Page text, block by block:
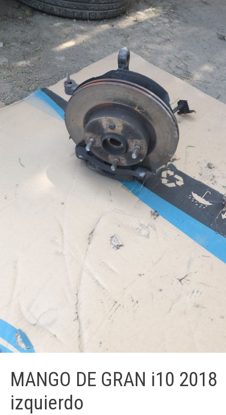
MANGO DE GRAN i10 2018
izquierdo